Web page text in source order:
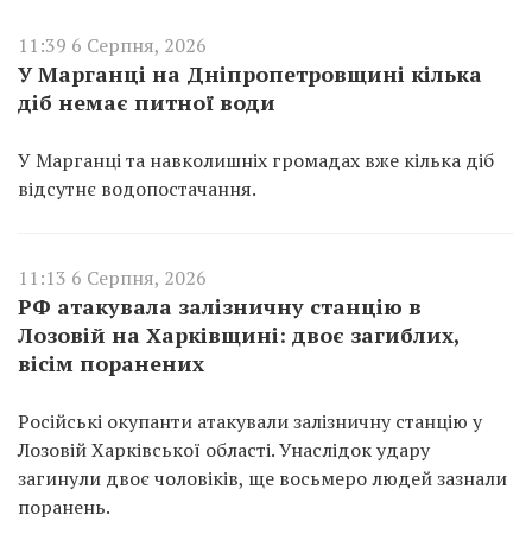
11:39 6 Серпня, 2026
У Марганці на Дніпропетровщині кілька
діб немає питної води
У Марганці та навколишніх громадах вже кілька діб
відсутнє водопостачання.
11:13 6 Серпня, 2026
РФ атакувала залізничну станцію в
Лозовій на Харківщині: двоє загиблих,
вісім поранених
Російські окупанти атакували залізничну станцію у
Лозовій Харківської області. Унаслідок удару
загинули двоє чоловіків, ще восьмеро людей зазнали
поранень.